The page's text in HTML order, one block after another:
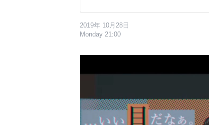
2019年 10月28日
Monday 21:00